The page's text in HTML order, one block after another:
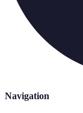
Navigation